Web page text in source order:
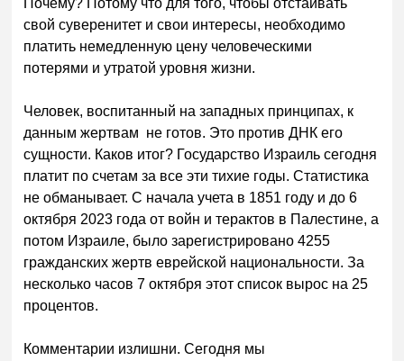
свой суверенитет и свои интересы, необходимо
платить немедленную цену человеческими
потерями и утратой уровня жизни.
Человек, воспитанный на западных принципах, к
данным жертвам не готов. Это против ДНК его
сущности. Каков итог? Государство Израиль сегодня
платит по счетам за все эти тихие годы. Статистика
не обманывает. С начала учета в 1851 году и до 6
октября 2023 года от войн и терактов в Палестине, а
потом Израиле, было зарегистрировано 4255
гражданских жертв еврейской национальности. За
несколько часов 7 октября этот список вырос на 25
процентов.
Комментарии излишни. Сегодня мы